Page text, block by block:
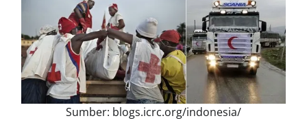
Sumber: blogs.icrc.org/indonesia/